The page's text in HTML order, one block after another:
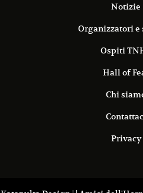
Notizie
Organizzatori e
Ospiti
Hall of
Chi
Privacy